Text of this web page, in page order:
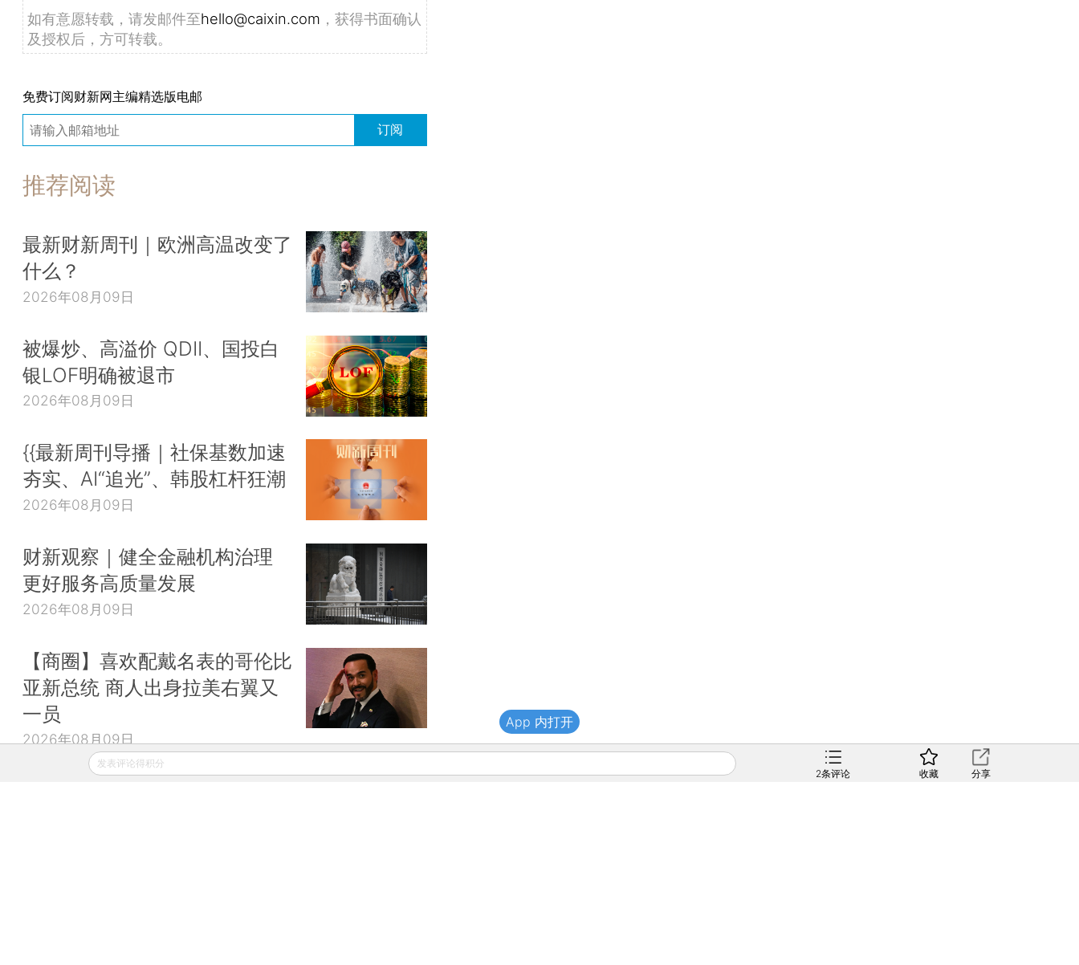
如有意愿转载，请发邮件至hello@caixin.com ，获得书面确认
及授权后，方可转载。
免费订阅财新网主编精选版电邮
订阅
推荐阅读
最新财新周刊｜欧洲高温改变了
什么？
2026年08月09日
被爆炒、高溢价 QDII、国投白
银LOF明确被退市
2026年08月09日
{{最新周刊导播｜社保基数加速
夯实、AI“追光”、韩股杠杆狂潮
2026年08月09日
财新观察｜健全金融机构治理
更好服务高质量发展
2026年08月09日
【商圈】喜欢配戴名表的哥伦比
亚新总统 商人出身拉美右翼又
一员
2026年08月09日
发表评论得积分
2条评论 收藏 分享
App 内打开